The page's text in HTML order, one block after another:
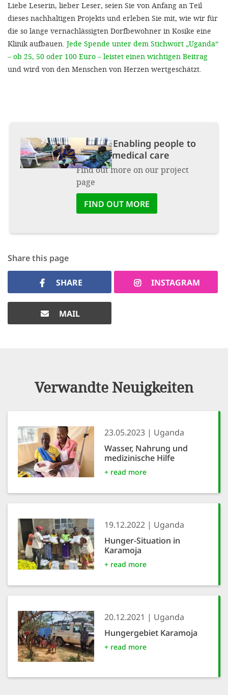
Liebe Leserin, lieber Leser, seien Sie von Anfang an Teil
dieses nachhaltigen Projekts und erleben Sie mit, wie wir für
die so lange vernachlässigten Dorfbewohner in Kosike eine
Klinik aufbauen. Jede Spende unter dem Stichwort „Uganda“
– ob 25, 50 oder 100 Euro – leistet einen wichtigen Beitrag
und wird von den Menschen von Herzen wertgeschätzt.
Project:Enabling people to
receive medical care
Find out more on our project
page
FIND OUT MORE
Share this page
SHARE INSTAGRAM
MAIL
Verwandte Neuigkeiten
23.05.2023
Uganda
Wasser, Nahrung und
medizinische Hilfe
+ read more
19.12.2022
Uganda
Hunger-Situation in
Karamoja
+ read more
20.12.2021
Uganda
Hungergebiet Karamoja
+ read more